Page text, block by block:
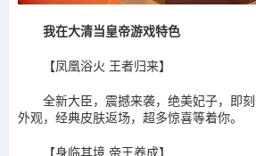
我在大清当皇帝游戏特色
【凤凰浴火 王者归来】
全新大臣，震撼来袭，绝美妃子，即
外观，经典皮肤返场，超多惊喜等着你。
【身临其境 帝王养成】